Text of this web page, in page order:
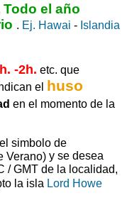
Todo el año
. Ej. Hawai - Islandia
-2h. etc. que
el huso
en el momento de la
simbolo de
y se desea
/ GMT de la localidad,
la isla Lord Howe